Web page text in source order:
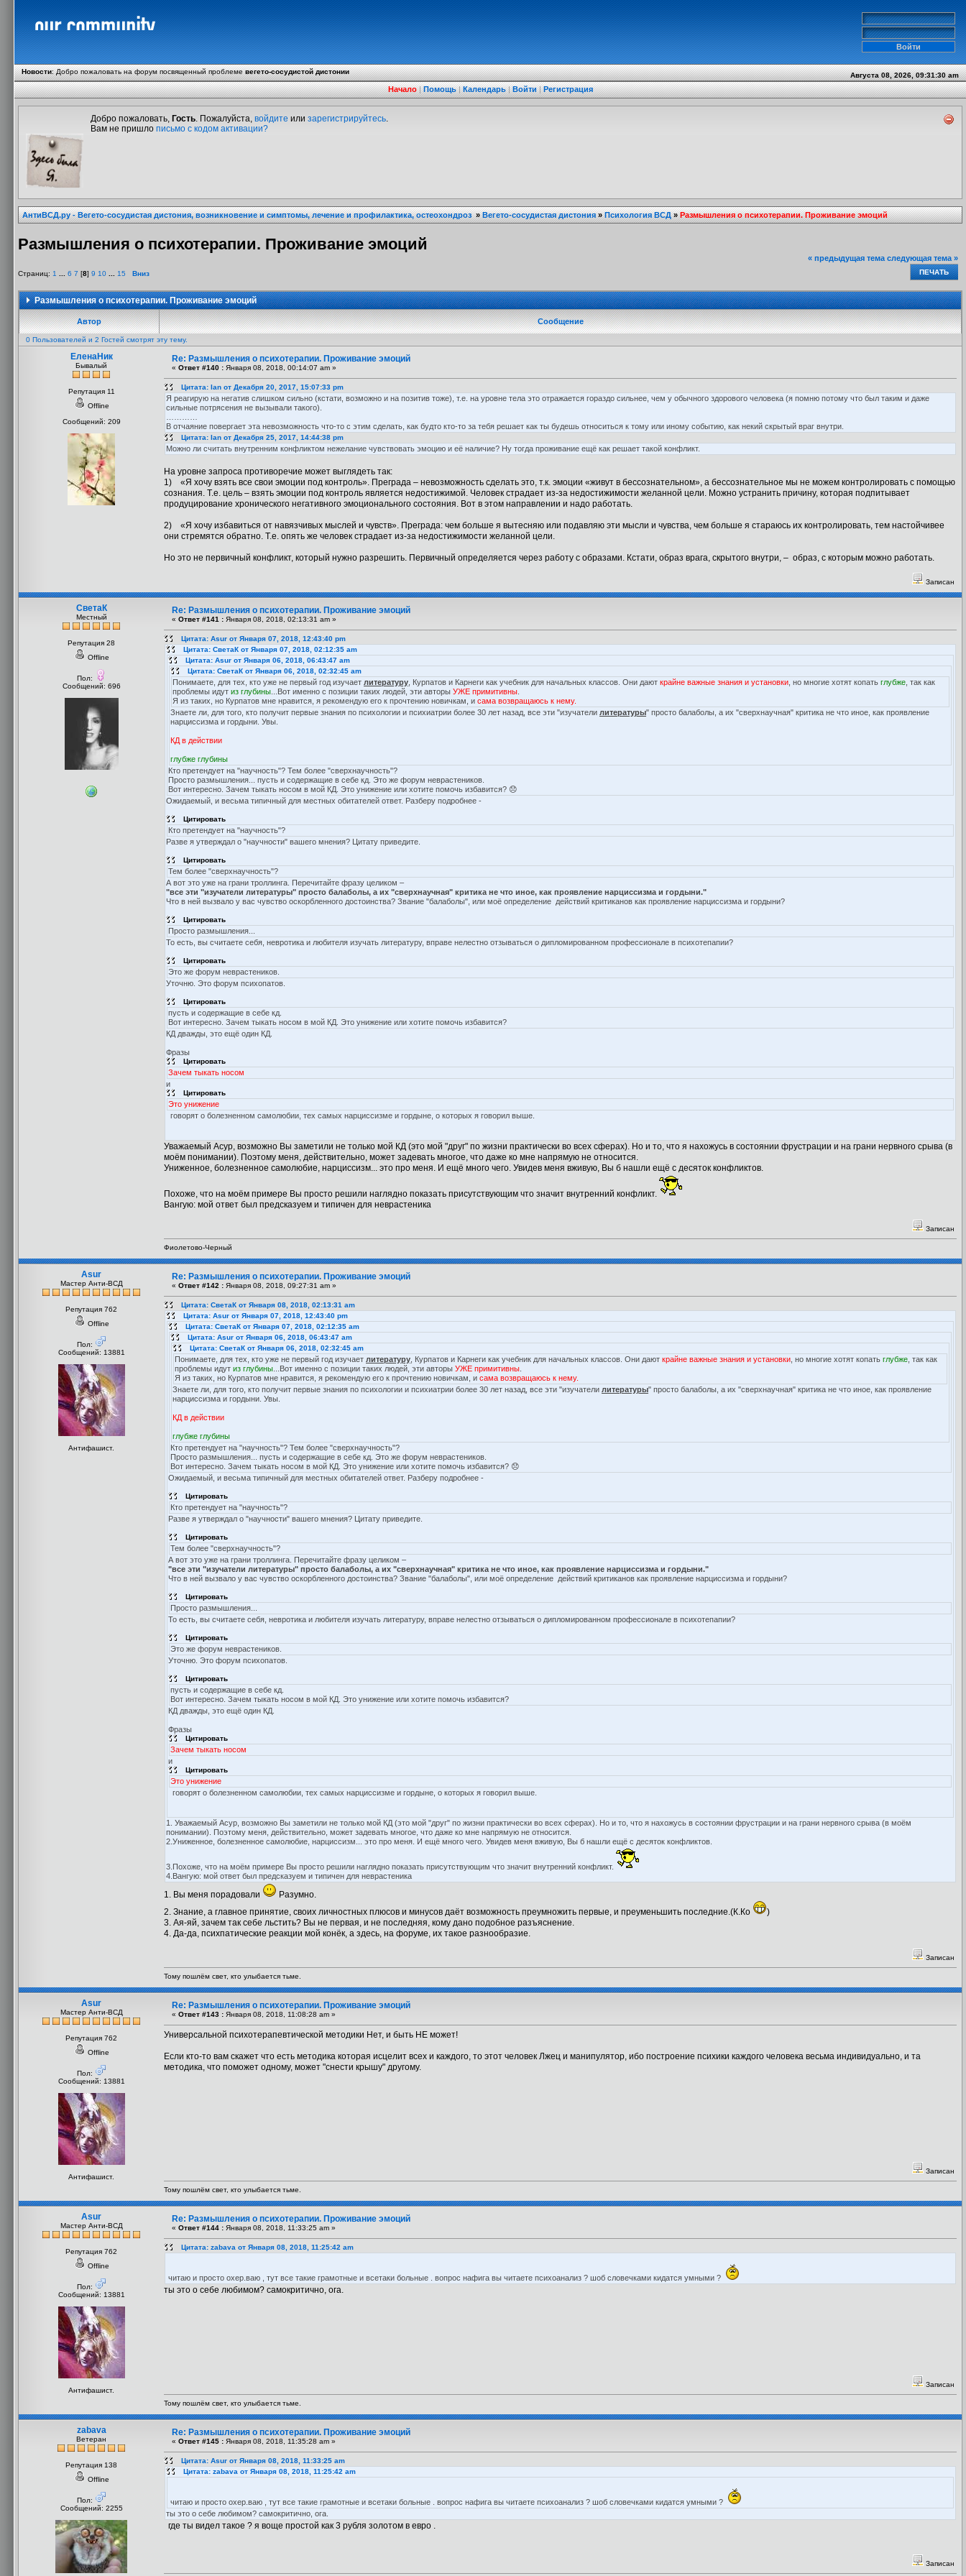
Новости:Добро пожаловать на форум посвященный проблемевегето-сосудистой дистонии Августа 08, 2026, 09:31:30 am
Начало|Помощь|Календарь|Войти|Регистрация
Добро пожаловать, Гость. Пожалуйста, войдите или зарегистрируйтесь.
Вам не пришло письмо с кодом активации?
АнтиВСД.ру - Вегето-сосудистая дистония, возникновение и симптомы, лечение и профилактика, остеохондроз»Вегето-сосудистая дистония»Психология ВСД»Размышления о психотерапии. Проживание эмоций
Размышления о психотерапии. Проживание эмоций
Страниц: 1 6 7 [8] 9 10 15 Вниз
« предыдущая тема следующая тема »
ПЕЧАТЬ
Размышления о психотерапии. Проживание эмоций
Автор Сообщение
0 Пользователей и 2 Гостей смотрят эту тему.
ЕленаНик
Бывалый
Репутация 11
Offline
Сообщений: 209
Re: Размышления о психотерапии. Проживание эмоций
« Ответ #140 : Января 08, 2018, 00:14:07 am »
Цитата: Ian от Декабря 20, 2017, 15:07:33 pm
Я реагирую на негатив слишком сильно (кстати, возможно и на позитив тоже), т.е. на уровне тела это отражается гораздо сильнее, чем у обычного здорового человека (я помню потому что был таким и даже
сильные потрясения не вызывали такого).
В отчаяние повергает эта невозможность что-то с этим сделать, как будто кто-то за тебя решает как ты будешь относиться к тому или иному событию, как некий скрытый враг внутри.
Цитата: Ian от Декабря 25, 2017, 14:44:38 pm
Можно ли считать внутренним конфликтом нежелание чувствовать эмоцию и её наличие? Ну тогда проживание ещё как решает такой конфликт.
На уровне запроса противоречие может выглядеть так:
1) «Я хочу взять все свои эмоции под контроль». Преграда – невозможность сделать это, т.к. эмоции «живут в бессознательном», а бессознательное мы не можем контролировать с помощью
сознания. Т.е. цель – взять эмоции под контроль является недостижимой. Человек страдает из-за недостижимости желанной цели. Можно устранить причину, которая подпитывает
продуцирование хронического негативного эмоционального состояния. Вот в этом направлении и надо работать.
2) «Я хочу избавиться от навязчивых мыслей и чувств». Преграда: чем больше я вытесняю или подавляю эти мысли и чувства, чем больше я стараюсь их контролировать, тем настойчивее
они стремятся обратно. Т.е. опять же человек страдает из-за недостижимости желанной цели.
Но это не первичный конфликт, который нужно разрешить. Первичный определяется через работу с образами. Кстати, образ врага, скрытого внутри, – образ, с которым можно работать.
Записан
СветаК
Местный
Репутация 28
Offline
Пол:
Сообщений: 696
Re: Размышления о психотерапии. Проживание эмоций
« Ответ #141 : Января 08, 2018, 02:13:31 am »
Цитата: Asur от Января 07, 2018, 12:43:40 pm
Цитата: СветаК от Января 07, 2018, 02:12:35 am
Цитата: Asur от Января 06, 2018, 06:43:47 am
Цитата: СветаК от Января 06, 2018, 02:32:45 am
Понимаете, для тех, кто уже не первый год изучает литературу , Курпатов и Карнеги как учебник для начальных классов. Они дают крайне важные знания и установки , но многие хотят копать глубже , так как
проблемы идут из глубины ...Вот именно с позиции таких людей, эти авторы УЖЕ примитивны
Я из таких, но Курпатов мне нравится, я рекомендую его к прочтению новичкам, и сама возвращаюсь к нему.
Знаете ли, для того, кто получит первые знания по психологии и психиатрии более 30 лет назад, все эти "изучатели литературы" просто балаболы, а их "сверхнаучная" критика не что иное, как проявление
нарциссизма и гордыни. Увы.
КД в действии
глубже глубины
Кто претендует на "научность"? Тем более "сверхнаучность"?
Просто размышления... пусть и содержащие в себе кд. Это же форум неврастеников.
Вот интересно. Зачем тыкать носом в мой КД. Это унижение или хотите помочь избавится? 😞
Ожидаемый, и весьма типичный для местных обитателей ответ. Разберу подробнее -
Цитировать
Кто претендует на "научность"?
Разве я утверждал о "научности" вашего мнения? Цитату приведите.
Цитировать
Тем более "сверхнаучность"?
А вот это уже на грани троллинга. Перечитайте фразу целиком –
"все эти "изучатели литературы" просто балаболы, а их "сверхнаучная" критика не что иное, как проявление нарциссизма и гордыни."
Что в ней вызвало у вас чувство оскорбленного достоинства? Звание "балаболы", или моё определение действий критиканов как проявление нарциссизма и гордыни?
Цитировать
Просто размышления...
То есть, вы считаете себя, невротика и любителя изучать литературу, вправе нелестно отзываться о дипломированном профессионале в психотепапии?
Цитировать
Это же форум неврастеников.
Уточню. Это форум психопатов.
Цитировать
пусть и содержащие в себе кд.
Вот интересно. Зачем тыкать носом в мой КД. Это унижение или хотите помочь избавится?
КД дважды, это ещё один КД.
Фразы
Цитировать
Зачем тыкать носом
и
Цитировать
Это унижение
говорят о болезненном самолюбии, тех самых нарциссизме и гордыне, о которых я говорил выше.
Уважаемый Асур, возможно Вы заметили не только мой КД (это мой "друг" по жизни практически во всех сферах). Но и то, что я нахожусь в состоянии фрустрации и на грани нервного срыва (в
моём понимании). Поэтому меня, действительно, может задевать многое, что даже ко мне напрямую не относится.
Униженное, болезненное самолюбие, нарциссизм... это про меня. И ещё много чего. Увидев меня вживую, Вы б нашли ещё с десяток конфликтов.
Похоже, что на моём примере Вы просто решили наглядно показать присутствующим что значит внутренний конфликт.
Вангую: мой ответ был предсказуем и типичен для неврастеника
Записан
Фиолетово-Черный
Asur
Мастер Анти-ВСД
Репутация 762
Offline
Пол:
Сообщений: 13881
Антифашист.
Re: Размышления о психотерапии. Проживание эмоций
« Ответ #142 : Января 08, 2018, 09:27:31 am »
Цитата: СветаК от Января 08, 2018, 02:13:31 am
Цитата: Asur от Января 07, 2018, 12:43:40 pm
Цитата: СветаК от Января 07, 2018, 02:12:35 am
Цитата: Asur от Января 06, 2018, 06:43:47 am
Цитата: СветаК от Января 06, 2018, 02:32:45 am
Понимаете, для тех, кто уже не первый год изучает литературу , Курпатов и Карнеги как учебник для начальных классов. Они дают крайне важные знания и установки , но многие хотят копать глубже , так как
проблемы идут из глубины ...Вот именно с позиции таких людей, эти авторы УЖЕ примитивны
Я из таких, но Курпатов мне нравится, я рекомендую его к прочтению новичкам, и сама возвращаюсь к нему.
Знаете ли, для того, кто получит первые знания по психологии и психиатрии более 30 лет назад, все эти "изучатели литературы" просто балаболы, а их "сверхнаучная" критика не что иное, как проявление
нарциссизма и гордыни. Увы.
КД в действии
глубже глубины
Кто претендует на "научность"? Тем более "сверхнаучность"?
Просто размышления... пусть и содержащие в себе кд. Это же форум неврастеников.
Вот интересно. Зачем тыкать носом в мой КД. Это унижение или хотите помочь избавится? 😞
Ожидаемый, и весьма типичный для местных обитателей ответ. Разберу подробнее -
Цитировать
Кто претендует на "научность"?
Разве я утверждал о "научности" вашего мнения? Цитату приведите.
Цитировать
Тем более "сверхнаучность"?
А вот это уже на грани троллинга. Перечитайте фразу целиком –
"все эти "изучатели литературы" просто балаболы, а их "сверхнаучная" критика не что иное, как проявление нарциссизма и гордыни."
Что в ней вызвало у вас чувство оскорбленного достоинства? Звание "балаболы", или моё определение действий критиканов как проявление нарциссизма и гордыни?
Цитировать
Просто размышления...
То есть, вы считаете себя, невротика и любителя изучать литературу, вправе нелестно отзываться о дипломированном профессионале в психотепапии?
Цитировать
Это же форум неврастеников.
Уточню. Это форум психопатов.
Цитировать
пусть и содержащие в себе кд.
Вот интересно. Зачем тыкать носом в мой КД. Это унижение или хотите помочь избавится?
КД дважды, это ещё один КД.
Фразы
Цитировать
Зачем тыкать носом
и
Цитировать
Это унижение
говорят о болезненном самолюбии, тех самых нарциссизме и гордыне, о которых я говорил выше.
1. Уважаемый Асур, возможно Вы заметили не только мой КД (это мой "друг" по жизни практически во всех сферах). Но и то, что я нахожусь в состоянии фрустрации и на грани нервного срыва (в моём
понимании). Поэтому меня, действительно, может задевать многое, что даже ко мне напрямую не относится.
2.Униженное, болезненное самолюбие, нарциссизм... это про меня. И ещё много чего. Увидев меня вживую, Вы б нашли ещё с десяток конфликтов.
3.Похоже, что на моём примере Вы просто решили наглядно показать присутствующим что значит внутренний конфликт.
4.Вангую: мой ответ был предсказуем и типичен для неврастеника
1. Вы меня порадовали
Разумно.
2. Знание, а главное принятие, своих личностных плюсов и минусов даёт возможность преумножить первые, и преуменьшить последние.(К.Ко
)
3. Ая-яй, зачем так себе льстить? Вы не первая, и не последняя, кому дано подобное разъяснение.
4. Да-да, психпатические реакции мой конёк, а здесь, на форуме, их такое разнообразие.
Записан
Тому пошлём свет, кто улыбается тьме.
Asur
Мастер Анти-ВСД
Репутация 762
Offline
Пол:
Сообщений: 13881
Антифашист.
Re: Размышления о психотерапии. Проживание эмоций
« Ответ #143 : Января 08, 2018, 11:08:28 am »
Универсальной психотерапевтической методики Нет, и быть НЕ может!
Если кто-то вам скажет что есть методика которая исцелит всех и каждого, то этот человек Лжец и манипулятор, ибо построение психики каждого человека весьма индивидуально, и та
методика, что поможет одному, может "снести крышу" другому.
Записан
Тому пошлём свет, кто улыбается тьме.
Asur
Мастер Анти-ВСД
Репутация 762
Offline
Пол:
Сообщений: 13881
Антифашист.
Re: Размышления о психотерапии. Проживание эмоций
« Ответ #144 : Января 08, 2018, 11:33:25 am »
Цитата: zabava от Января 08, 2018, 11:25:42 am
читаю и просто охер.ваю , тут все такие грамотные и всетаки больные . вопрос нафига вы читаете психоанализ ? шоб словечками кидатся умными ?
ты это о себе любимом? самокритично, ога.
Записан
Тому пошлём свет, кто улыбается тьме.
zabava
Ветеран
Репутация 138
Offline
Пол:
Сообщений: 2255
Re: Размышления о психотерапии. Проживание эмоций
« Ответ #145 : Января 08, 2018, 11:35:28 am »
Цитата: Asur от Января 08, 2018, 11:33:25 am
Цитата: zabava от Января 08, 2018, 11:25:42 am
читаю и просто охер.ваю , тут все такие грамотные и всетаки больные . вопрос нафига вы читаете психоанализ ? шоб словечками кидатся умными ?
ты это о себе любимом? самокритично, ога.
где ты видел такое ? я воще простой как 3 рубля золотом в евро .
Записан